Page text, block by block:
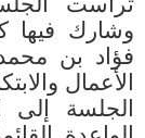
وشارك فيها
فؤاد بن
الأعمال
الجلسة إلى